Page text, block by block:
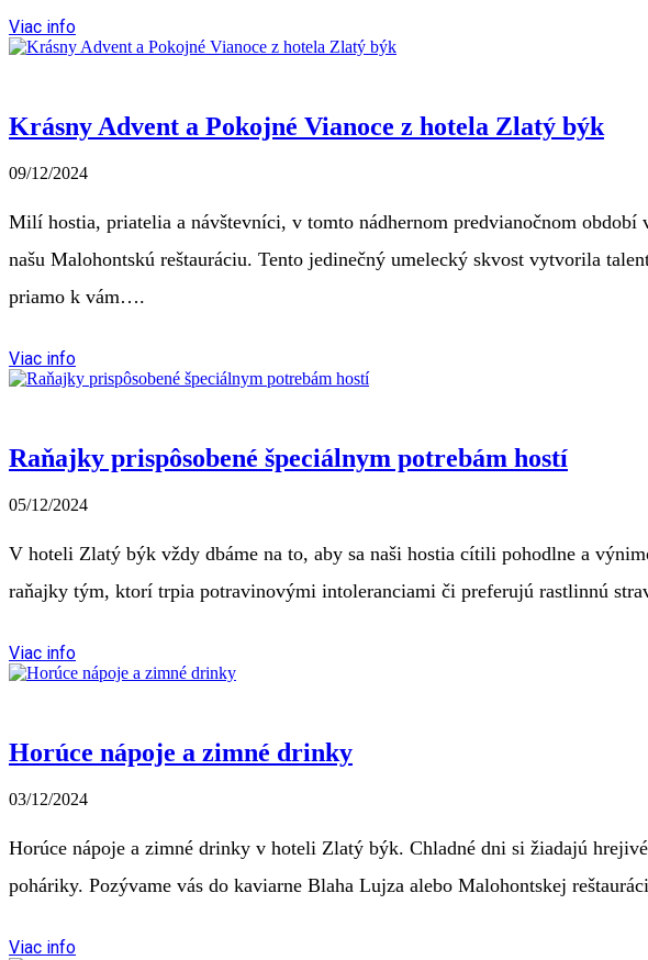
Viac info
Krásny Advent a Pokojné Vianoce z hotela Zlatý býk
09/12/2024
Milí hostia, priatelia a návštevníci, v tomto nádhernom predvianočnom
našu Malohontskú reštauráciu. Tento jedinečný umelecký skvost vytvorila
priamo k vám….
Viac info
Raňajky prispôsobené špeciálnym potrebám hostí
05/12/2024
V hoteli Zlatý býk vždy dbáme na to, aby sa naši hostia cítili pohodlne a
raňajky tým, ktorí trpia potravinovými intoleranciami či preferujú rastlinnú
Viac info
Horúce nápoje a zimné drinky
03/12/2024
Horúce nápoje a zimné drinky v hoteli Zlatý býk. Chladné dni si žiadajú
poháriky. Pozývame vás do kaviarne Blaha Lujza alebo Malohontskej
Viac info